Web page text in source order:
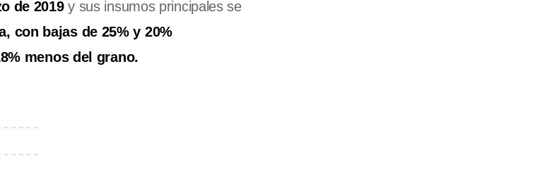
de 2019y sus insumos principales se
con bajas de 25% y 20%
menos del grano.